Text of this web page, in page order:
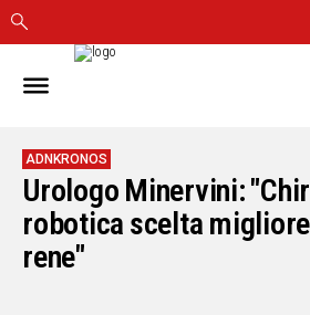
IN
CAGLIARI
SASSARI
NUORO
ORISTANO
SULCIS
ADNKRONOS
Urologo Minervini:
robotica scelta
rene"